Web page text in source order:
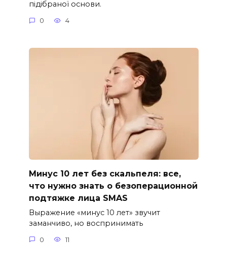
підібраної основи.
0 4
Минус 10 лет без скальпеля: все,
что нужно знать о безоперационной
подтяжке лица SMAS
Выражение «минус 10 лет» звучит
заманчиво, но воспринимать
0 11